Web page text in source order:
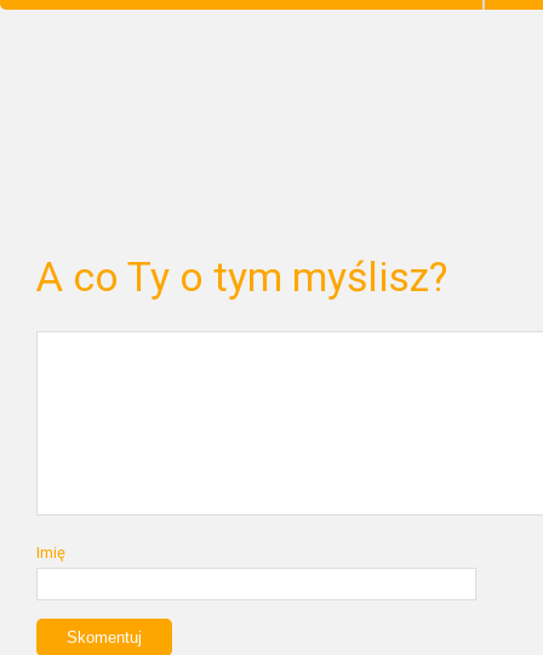
A co Ty o tym myślisz?
Imię